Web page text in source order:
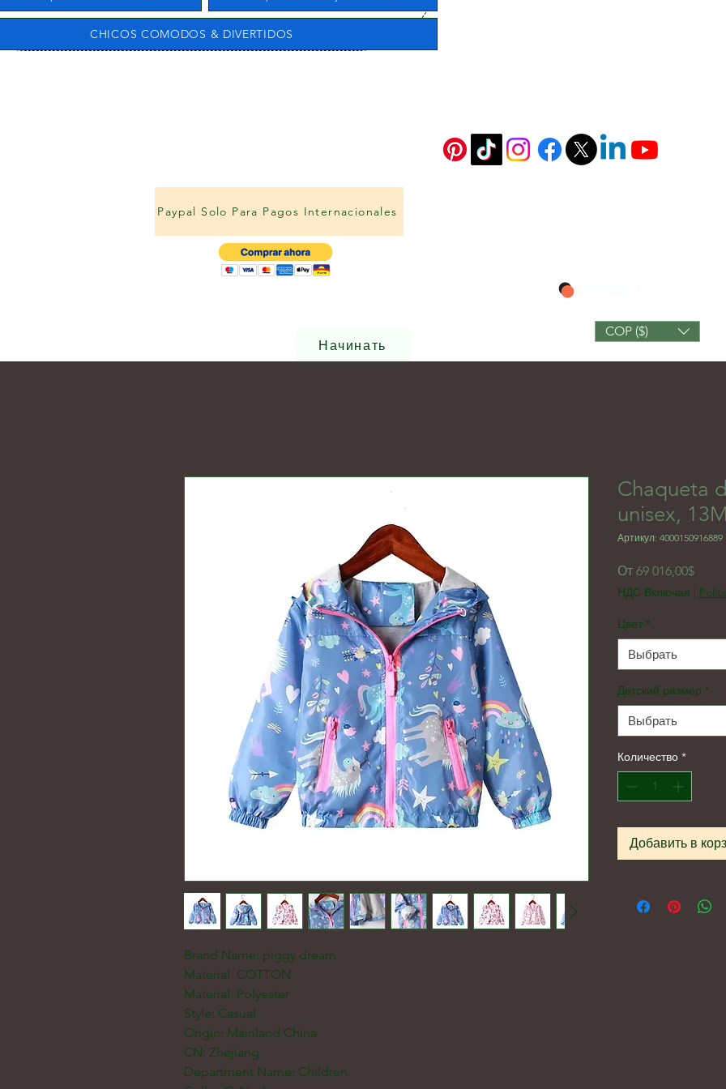
CHICOS COMODOS & DIVERTIDOS
Paypal Solo Para Pagos Internacionales
Начинать
COP ($)
Brand Name: piggy dream
Material: COTTON
Material: Polyester
Style: Casual
Origin: Mainland China
CN: Zhejiang
Department Name: Children
Chaqueta
unisex,
Артикул: 4000150916889
От 69 016,00$
НДС Включая |
Цвет *
Выбрать
Детский размер *
Выбрать
Количество *
Добавить в